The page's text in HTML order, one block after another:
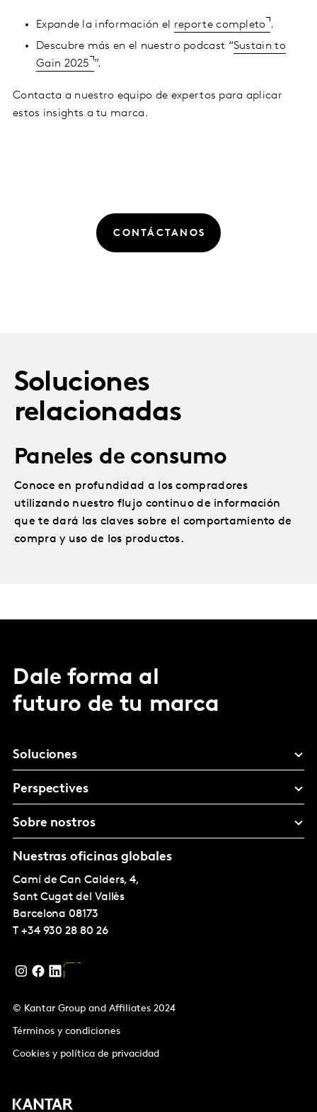
Expande la información el reporte completo .
Descubre más en el nuestro podcast “Sustain to
Gain 2025 ”.
Contacta a nuestro equipo de expertos para aplicar
estos insights a tu marca.
CONTÁCTANOS
Soluciones
relacionadas
Paneles de consumo
Conoce en profundidad a los compradores
utilizando nuestro flujo continuo de información
que te dará las claves sobre el comportamiento de
compra y uso de los productos.
Dale forma al
futuro de tu marca
Soluciones
Perspectives
Sobre nostros
Nuestras oficinas globales
Camí de Can Calders, 4,
Sant Cugat del Vallès
Barcelona 08173
T +34 930 28 80 26
© Kantar Group and Affiliates 2024
Términos y condiciones
Cookies y política de privacidad